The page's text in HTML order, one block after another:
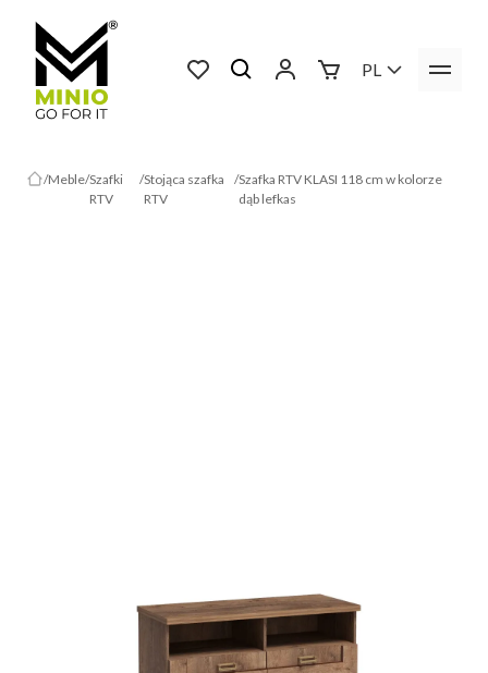
PL
Meble Szafki
RTV
Stojąca szafka
RTV
Szafka RTV KLASI 118 cm w kolorze
dąb lefkas